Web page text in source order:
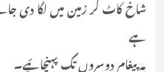
شاخ کاٹ کر زمین میں لگا دی
ہے
یہ پیغام دوسروں تک پہنچائیے۔